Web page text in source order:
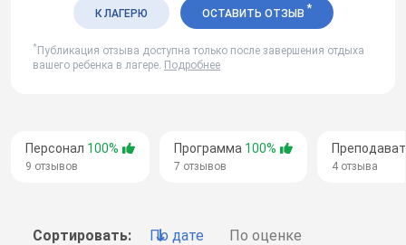
Персонал 100%
9 отзывов
Программа 100%
7 отзывов 4 отзыва
Сортировать: По дате По оценке
К ЛАГЕРЮ ОСТАВИТЬ ОТЗЫВ *
* Публикация отзыва доступна только после завершения отдыха
вашего ребенка в лагере. Подробнее